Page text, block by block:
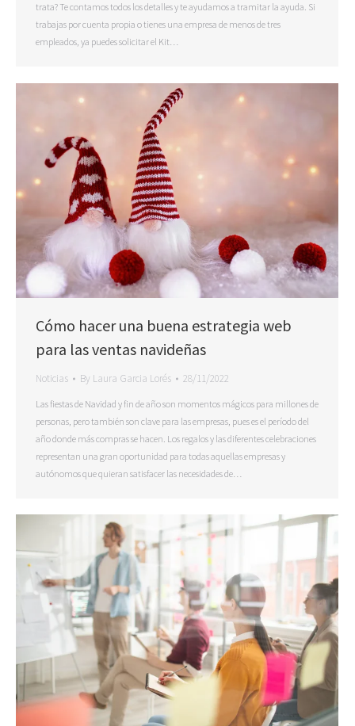
trata? Te contamos todos los detalles y te ayudamos a tramitar la ayuda. Si
trabajas por cuenta propia o tienes una empresa de menos de tres
empleados, ya puedes solicitar el Kit…
Cómo hacer una buena estrategia web
para las ventas navideñas
Noticias By Laura Garcia Lorés 28/11/2022
Las fiestas de Navidad y fin de año son momentos mágicos para millones de
personas, pero también son clave para las empresas, pues es el período del
año donde más compras se hacen. Los regalos y las diferentes celebraciones
representan una gran oportunidad para todas aquellas empresas y
autónomos que quieran satisfacer las necesidades de…